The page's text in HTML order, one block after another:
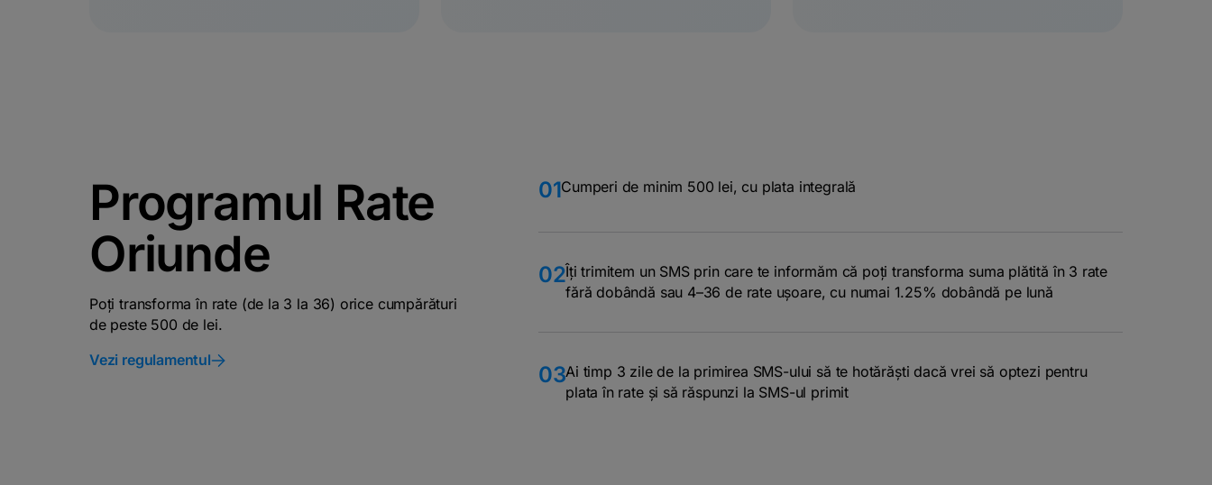
Programul Rate
Oriunde
Poți transforma în rate (de la 3 la 36) orice cumpărături
de peste 500 de lei.
Vezi regulamentul
01Cumperi de minim 500 lei, cu plata integrală
02Îți trimitem un SMS prin care te informăm că poți transforma suma plătită în 3 rate
fără dobândă sau 4–36 de rate ușoare, cu numai 1.25% dobândă pe lună
03Ai timp 3 zile de la primirea SMS-ului să te hotărăști dacă vrei să optezi pentru
plata în rate și să răspunzi la SMS-ul primit